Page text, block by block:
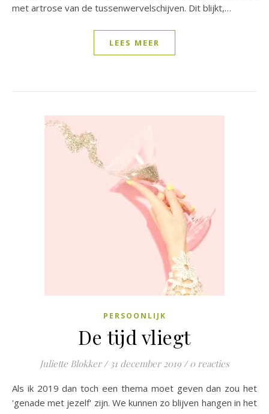
met artrose van de tussenwervelschijven. Dit blijkt,…
LEES MEER
PERSOONLIJK
De tijd vliegt
Juliette Blokker / 31 december 2019 / 0 reacties
Als ik 2019 dan toch een thema moet geven dan zou het
'genade met jezelf' zijn. We kunnen zo blijven hangen in het